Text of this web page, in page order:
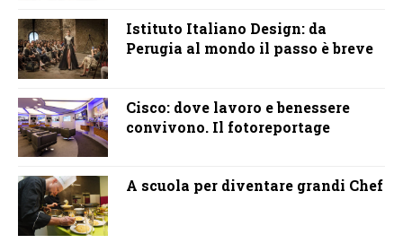
Istituto Italiano Design: da
Perugia al mondo il passo è breve
Cisco: dove lavoro e benessere
convivono. Il fotoreportage
A scuola per diventare grandi Chef